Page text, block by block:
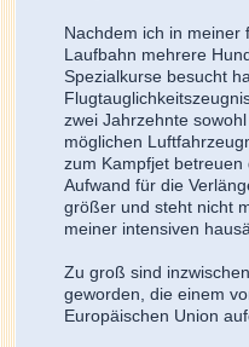
Nachdem ich in meiner
Laufbahn mehrere
Spezialkurse besucht
zwei Jahrzehnte
möglichen
zum Kampfjet
Aufwand für die
größer und steht nicht
meiner intensiven
Zu groß sind
geworden, die einem
Europäischen Union